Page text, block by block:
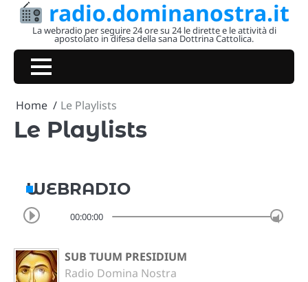
Skip
radio.dominanostra.it
La webradio per seguire 24 ore su 24 le dirette e le attività di
apostolato in difesa della sana Dottrina Cattolica.
Home Le Playlists
Le Playlists
WEBRADIO
00:00:00
SUB TUUM PRESIDIUM
Radio Domina Nostra